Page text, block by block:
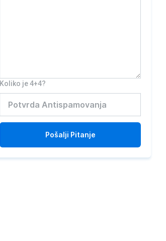
Koliko je 4+4?
Pošalji Pitanje